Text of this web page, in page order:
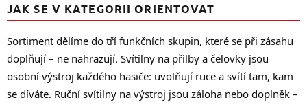
JAK SE V KATEGORII ORIENTOVAT
Sortiment dělíme do tří funkčních skupin, které se při zásahu
doplňují – ne nahrazují. Svítilny na přilby a čelovky jsou
osobní výstroj každého hasiče: uvolňují ruce a svítí tam, kam
se díváte. Ruční svítilny na výstroj jsou záloha nebo doplněk –